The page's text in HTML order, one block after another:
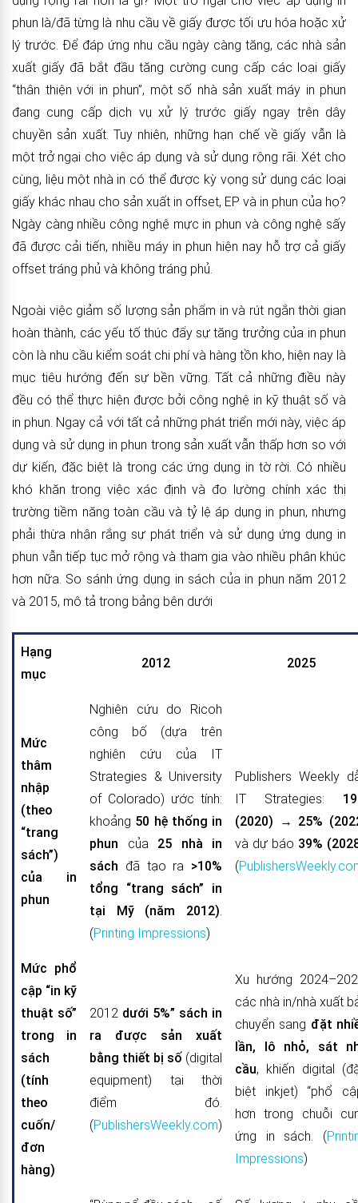
phun là/đã từng là nhu cầu về giấy được tối ưu hóa hoặc xử
lý trước. Để đáp ứng nhu cầu ngày càng tăng, các nhà sản
xuất giấy đã bắt đầu tăng cường cung cấp các loại giấy
“thân thiện với in phun”, một số nhà sản xuất máy in phun
đang cung cấp dịch vụ xử lý trước giấy ngay trên dây
chuyền sản xuất. Tuy nhiên, những hạn chế về giấy vẫn là
một trở ngại cho việc áp dụng và sử dụng rộng rãi. Xét cho
cùng, liệu một nhà in có thể được kỳ vọng sử dụng các loại
giấy khác nhau cho sản xuất in offset, EP và in phun của họ?
Ngày càng nhiều công nghệ mực in phun và công nghệ sấy
đã được cải tiến, nhiều máy in phun hiện nay hỗ trợ cả giấy
offset tráng phủ và không tráng phủ.
Ngoài việc giảm số lượng sản phẩm in và rút ngắn thời gian
hoàn thành, các yếu tố thúc đẩy sự tăng trưởng của in phun
còn là nhu cầu kiểm soát chi phí và hàng tồn kho, hiện nay là
mục tiêu hướng đến sự bền vững. Tất cả những điều này
đều có thể thực hiện được bởi công nghệ in kỹ thuật số và
in phun. Ngay cả với tất cả những phát triển mới này, việc áp
dụng và sử dụng in phun trong sản xuất vẫn thấp hơn so với
dự kiến, đặc biệt là trong các ứng dụng in tờ rời. Có nhiều
khó khăn trong việc xác định và đo lường chính xác thị
trường tiềm năng toàn cầu và tỷ lệ áp dụng in phun, nhưng
phải thừa nhận rắng sự phát triển và sử dụng ứng dụng in
phun vẫn tiếp tục mở rộng và tham gia vào nhiều phân khúc
hơn nữa. So sánh ứng dụng in sách của in phun năm 2012
và 2015, mô tả trong bảng bên dưới
Hạng
mục
2012 2025
Mức
thâm
nhập
(theo
“trang
sách”)
của in
phun
Nghiên cứu do Ricoh
công bố (dựa trên
nghiên cứu của IT
Strategies & University
of Colorado) ước tính:
khoảng 50 hệ thống in
phun của 25 nhà in
sách đã tạo ra >10%
tổng “trang sách” in
tại Mỹ (năm 2012).
(Printing Impressions)
Publishers Weekly
IT Strategies:
(2020) → 25%
và dự báo 39%
(
Mức phổ
cập “in kỹ
thuật số”
trong in
sách
(tính
theo
cuốn/
đơn
hàng)
2012 dưới 5%” sách in
ra được sản xuất
bằng thiết bị số (digital
equipment) tại thời
điểm đó.
(PublishersWeekly.com)
Xu hướng
các nhà in/nhà xuất
chuyển sang đặt
lần, lô nhỏ, sát
cầu, khiến digital
biệt inkjet) “phổ
hơn trong chuỗi
ứng in sách. (
Impressions)